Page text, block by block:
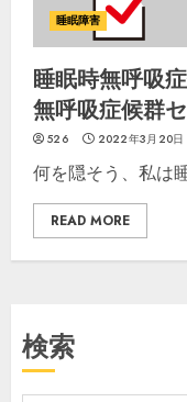
睡眠障害
睡眠時無呼吸
無呼吸症候群
526 2022年3月20日
何を隠そう、私は
READ MORE
検索